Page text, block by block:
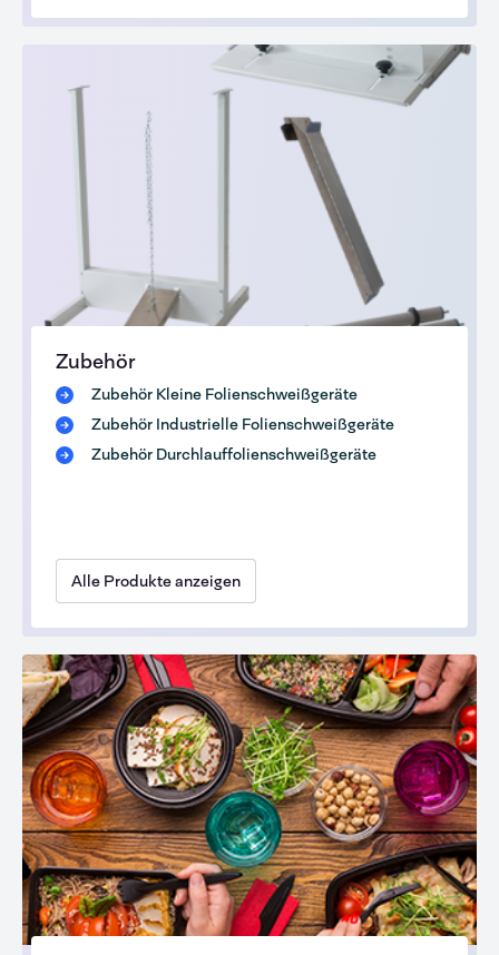
Zubehör
Zubehör Kleine Folienschweißgeräte
Zubehör Industrielle Folienschweißgeräte
Zubehör Durchlauffolienschweißgeräte
Alle Produkte anzeigen